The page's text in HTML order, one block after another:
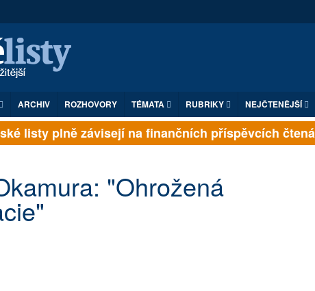
ARCHIV ROZHOVORY TÉMATA RUBRIKY NEJČTENĚJŠÍ
listy plně závisejí na finančních příspěvcích
"Ohrožená